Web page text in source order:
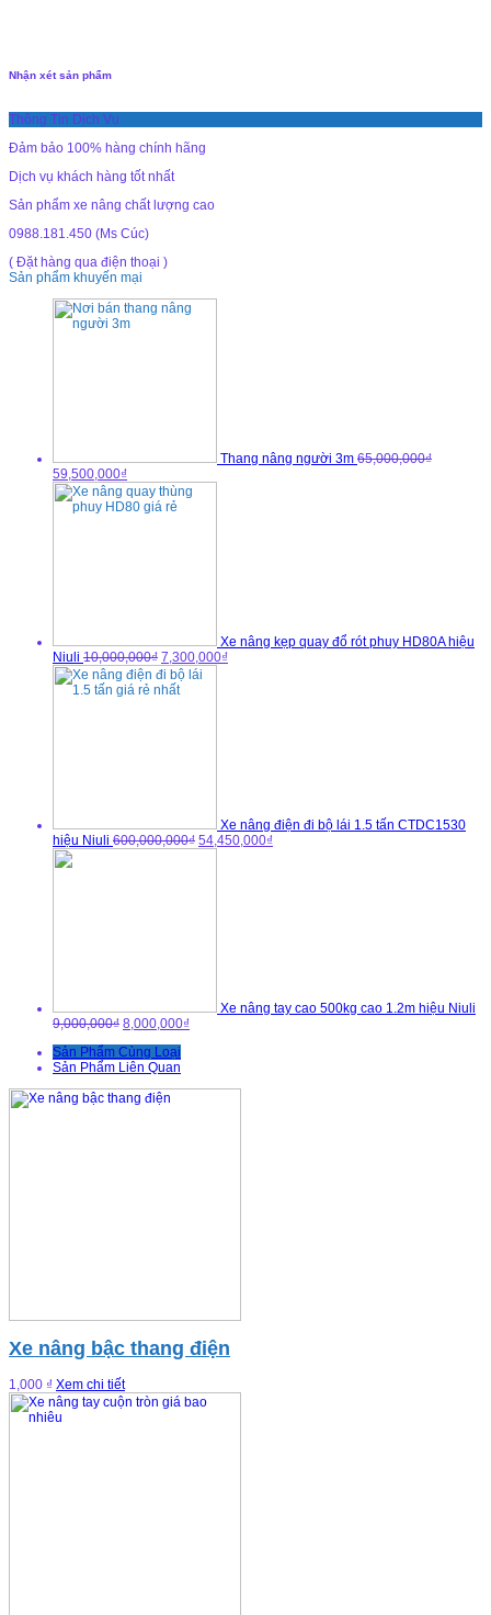
Nhận xét sản phẩm
Thông Tin Dịch Vụ
Đảm bảo 100% hàng chính hãng
Dịch vụ khách hàng tốt nhất
Sản phẩm xe nâng chất lượng cao
0988.181.450 (Ms Cúc)
( Đặt hàng qua điện thoại )
Sản phẩm khuyến mại
Thang nâng người 3m 65,000,000₫
59,500,000₫
Xe nâng kẹp quay đổ rót phuy HD80A hiệu
Niuli 10,000,000₫ 7,300,000₫
Xe nâng điện đi bộ lái 1.5 tấn CTDC1530
hiệu Niuli 600,000,000₫ 54,450,000₫
Xe nâng tay cao 500kg cao 1.2m hiệu Niuli
9,000,000₫ 8,000,000₫
Sản Phẩm Cùng Loại
Sản Phẩm Liên Quan
Xe nâng bậc thang điện
1,000 ₫ Xem chi tiết